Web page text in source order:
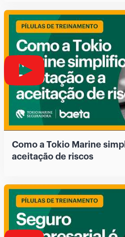
Como a Tokio Marine
aceitação de riscos